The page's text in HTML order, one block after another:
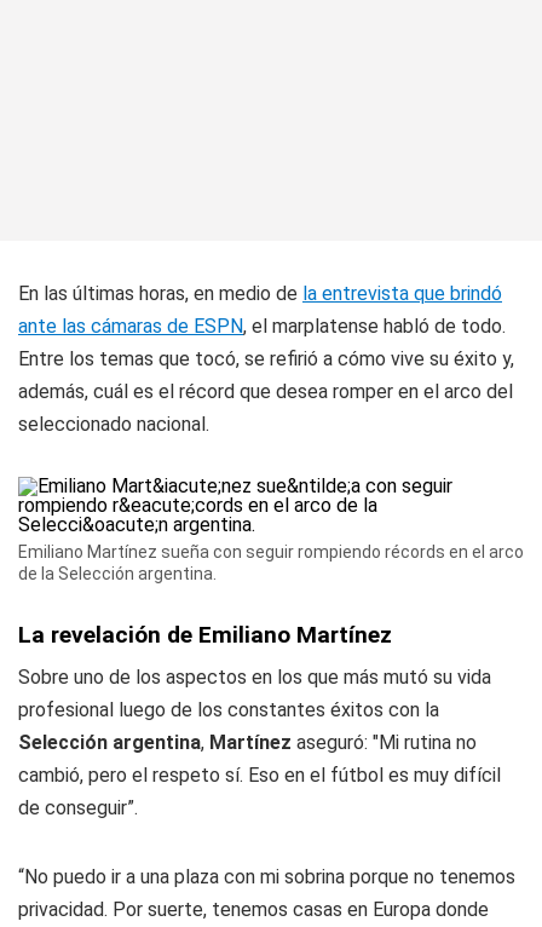
En las últimas horas, en medio de la entrevista que brindó
ante las cámaras de ESPN, el marplatense habló de todo.
Entre los temas que tocó, se refirió a cómo vive su éxito y,
además, cuál es el récord que desea romper en el arco del
seleccionado nacional.
Emiliano Martínez sueña con seguir rompiendo récords en el arco
de la Selección argentina.
La revelación de Emiliano Martínez
Sobre uno de los aspectos en los que más mutó su vida
profesional luego de los constantes éxitos con la
Selección argentina, Martínez aseguró: "Mi rutina no
cambió, pero el respeto sí. Eso en el fútbol es muy difícil
de conseguir”.
“No puedo ir a una plaza con mi sobrina porque no tenemos
privacidad. Por suerte, tenemos casas en Europa donde